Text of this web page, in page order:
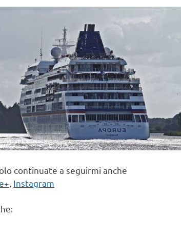
continuate a seguirmi anche
Instagram